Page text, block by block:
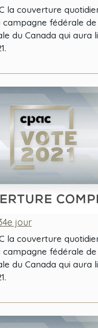
la couverture
fédérale de
du Canada qui aura
jour
la couverture
fédérale de
du Canada qui aura